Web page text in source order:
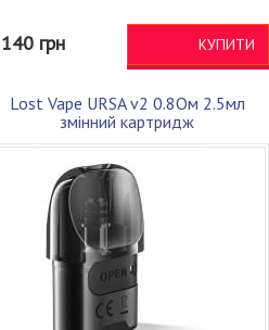
140 грн КУПИТИ
Lost Vape URSA v2 0.8Ом 2.5мл
змінний картридж